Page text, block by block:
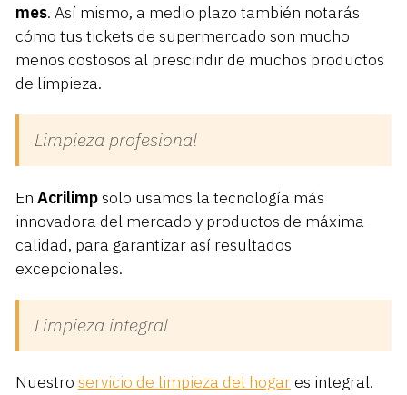
mes. Así mismo, a medio plazo también notarás
cómo tus tickets de supermercado son mucho
menos costosos al prescindir de muchos productos
de limpieza.
Limpieza profesional
En Acrilimpsolo usamos la tecnología más
innovadora del mercado y productos de máxima
calidad, para garantizar así resultados
excepcionales.
Limpieza integral
Nuestro servicio de limpieza del hogares integral.